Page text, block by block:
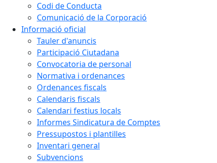
Codi de Conducta
Comunicació de la Corporació
Informació oficial
Tauler d'anuncis
Participació Ciutadana
Convocatoria de personal
Normativa i ordenances
Ordenances fiscals
Calendaris fiscals
Calendari festius locals
Informes Sindicatura de Comptes
Pressupostos i plantilles
Inventari general
Subvencions